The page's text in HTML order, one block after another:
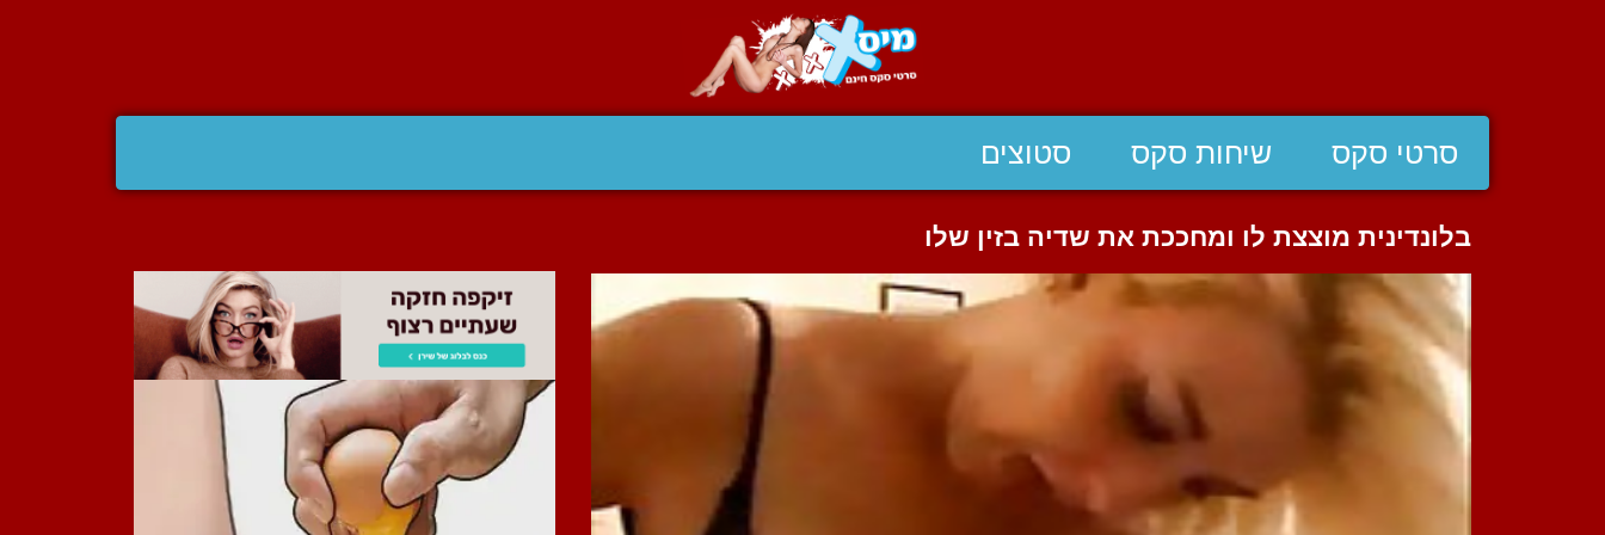
סרטי סקס שיחות סקס סטוצים
בלונדינית מוצצת לו ומחככת את שדיה בזין שלו